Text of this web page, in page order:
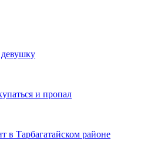
и пропал
в Тарбагатайском районе